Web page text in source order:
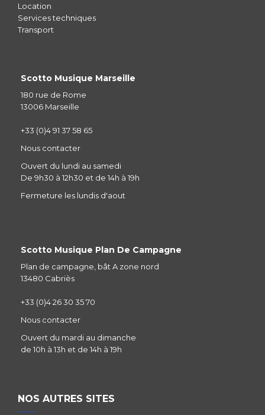
Location
Services techniques
Transport
Scotto Musique Marseille
180 rue de Rome
13006 Marseille
+33 (0)4 91 37 58 65
Nous contacter
Ouvert du lundi au samedi
De 9h30 à 12h30 et de 14h à 19h
Fermeture les lundis d'aout
Scotto Musique Plan De Campagne
Plan de campagne, bât A zone nord
13480 Cabriès
+33 (0)4 26 30 35 70
Nous contacter
Ouvert du mardi au dimanche
de 10h à 13h et de 14h à 19h
NOS AUTRES SITES